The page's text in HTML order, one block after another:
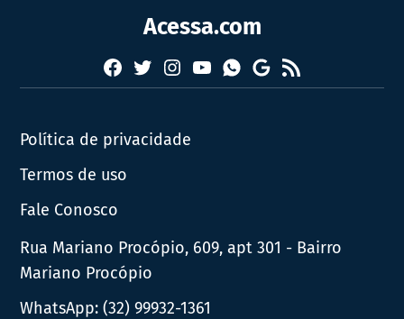
Acessa.com
Facebook
TwitterInstagram
YouTubeWhatsapp
Google
News
RSS
Política de privacidade
Termos de uso
Fale Conosco
Rua Mariano Procópio, 609, apt 301 - Bairro
Mariano Procópio
WhatsApp:(32) 99932-1361